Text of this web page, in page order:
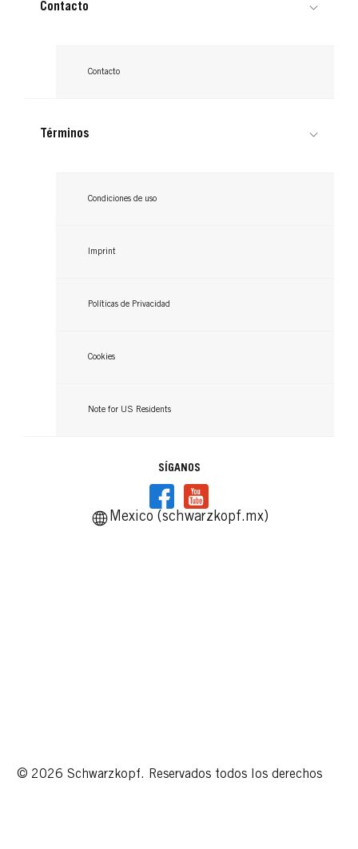
Contacto
Contacto
Términos
Condiciones de uso
Imprint
Políticas de Privacidad
Cookies
Note for US Residents
SÍGANOS
Mexico (schwarzkopf.mx)
© 2026 Schwarzkopf. Reservados todos los derechos